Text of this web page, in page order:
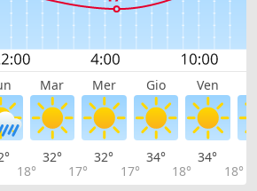
Mar Mer Gio Ven
18°
32°
17°
32°
17°
34°
18°
34°
18°